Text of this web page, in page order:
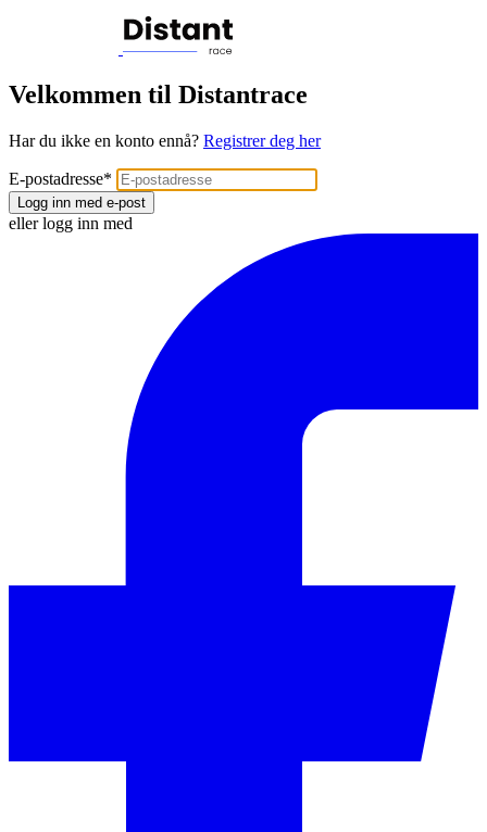
Velkommen til Distantrace
Har du ikke en konto ennå? Registrer deg her
E-postadresse*
Logg inn med e-post
eller logg inn med